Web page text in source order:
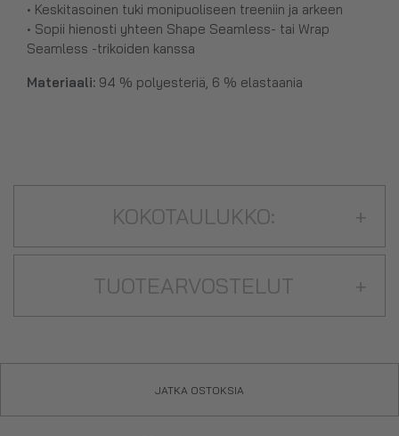
• Keskitasoinen tuki monipuoliseen treeniin ja arkeen
• Sopii hienosti yhteen Shape Seamless- tai Wrap
Seamless -trikoiden kanssa
Materiaali: 94 % polyesteriä, 6 % elastaania
KOKOTAULUKKO: +
TUOTEARVOSTELUT +
JATKA OSTOKSIA